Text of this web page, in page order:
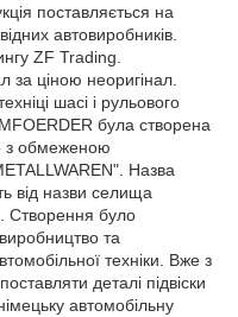
поставляється на
автовиробників.
ZF Trading.
за ціною неоригінал.
шасі і рульового
була створена
з обмеженою
Назва
від назви селища
Створення було
та
техніки. Вже з
деталі підвіски
автомобільну